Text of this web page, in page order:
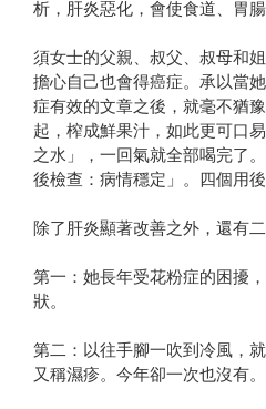
析，肝炎惡化，會使食道、胃腸
須女士的父親、叔父、叔母和
擔心自己也會得癌症。承以當
症有效的文章之後，就毫不猶
起，榨成鮮果汁，如此更可口
之水」，一回氣就全部喝完了
後檢查：病情穩定」。四個用
除了肝炎顯著改善之外，還有
第一：她長年受花粉症的困擾
狀。
第二：以往手腳一吹到冷風，
又稱濕疹。今年卻一次也沒有。